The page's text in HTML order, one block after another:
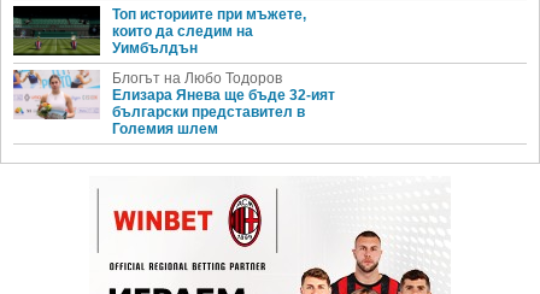
Топ историите при мъжете,
които да следим на
Уимбълдън
Блогът на Любо Тодоров
Елизара Янева ще бъде 32-ият
български представител в
Големия шлем